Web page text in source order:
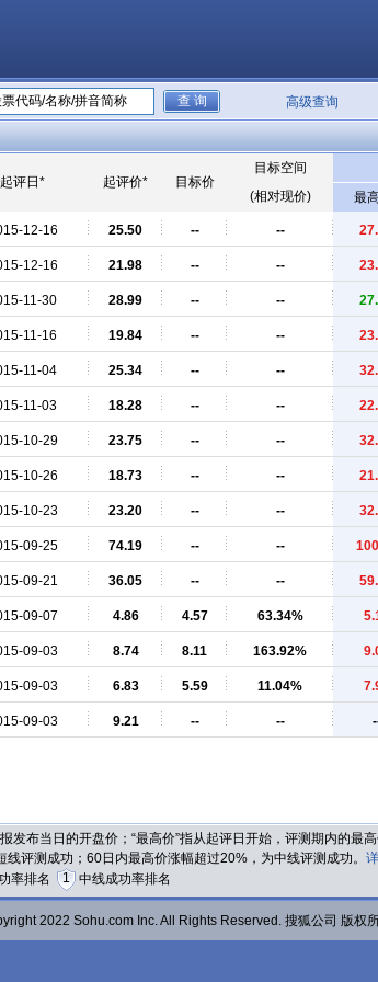
高级查询
起评日* 起评价* 目标价
目标空间
(相对现价)
最
12-16 25.50 -- --
12-16 21.98 -- --
11-30 28.99 -- --
11-16 19.84 -- --
11-04 25.34 -- --
11-03 18.28 -- --
10-29 23.75 -- --
10-26 18.73 -- --
10-23 23.20 -- --
09-25 74.19 -- --
09-21 36.05 -- --
09-07 4.86 4.57 63.34%
09-03 8.74 8.11 163.92%
09-03 6.83 5.59 11.04%
09-03 9.21 -- --
发布当日的开盘价；“最高价”指从起评日开始，评测期内的最高
评测成功；60日内最高价涨幅超过20%，为中线评测成功。
率排名 1 中线成功率排名
2022 Sohu.com Inc. All Rights Reserved. 搜狐公司 版权